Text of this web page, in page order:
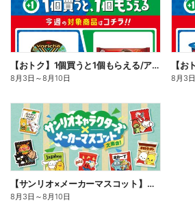
【おトク】1個買うと1個もらえる/アイス
8月3日 ～8月10日 8月3日
【サンリオ×メーカーマスコット】オリジナルグッズ貰える!
8月3日 ～8月10日